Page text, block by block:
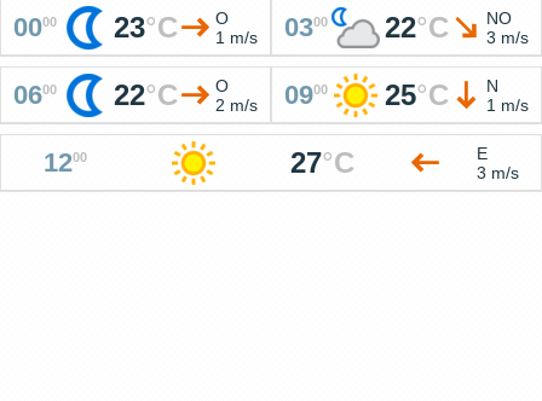
0000 23°C
O
1 m/s
0300 22°C
NO
3 m/s
0600 22°C
O
2 m/s
0900 25°C
N
1 m/s
1200 27°C
E
3 m/s